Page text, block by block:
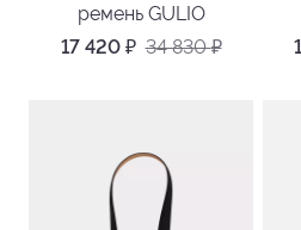
ремень GULIO
17 420 ₽ 34 830₽